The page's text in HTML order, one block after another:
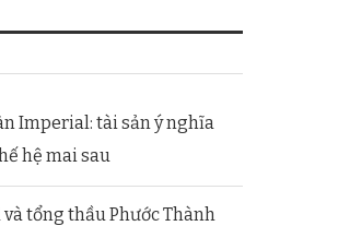
Imperial: tài sản ý nghĩa
hệ mai sau
tổng thầu Phước Thành